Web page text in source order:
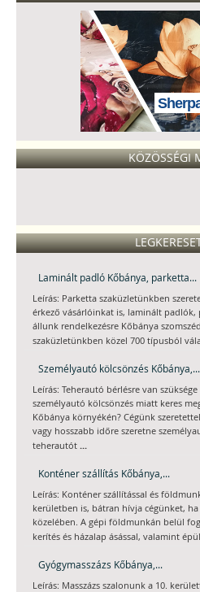
KÖZÖSSÉGI
Laminált padló Kőbánya, parketta...
Leírás: Parketta szaküzletünkben
érkező vásárlóinkat is, laminált padlók,
állunk rendelkezésre Kőbánya
szaküzletünkben közel 700 típusból
Személyautó kölcsönzés Kőbánya,...
Leírás: Teherautó bérlésre van
személyautó kölcsönzés miatt keres
Kőbánya környékén? Cégünk
vagy hosszabb időre szeretne
teherautót ...
Konténer szállítás Kőbánya,...
Leírás: Konténer szállítással és
kerületben is, bátran hívja cégünket,
közelében. A gépi földmunkán belül
kerítés és házalap ásással, valamint
Gyógymasszázs Kőbánya,...
Leírás: Masszázs szalonunk a 10.